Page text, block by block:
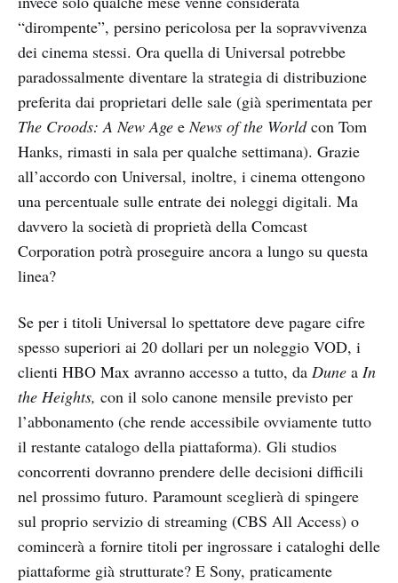
“dirompente”, persino pericolosa per la sopravvivenza
dei cinema stessi. Ora quella di Universal potrebbe
paradossalmente diventare la strategia di distribuzione
preferita dai proprietari delle sale (già sperimentata per
The Croods: A New Age eNews of the Worldcon Tom
Hanks, rimasti in sala per qualche settimana). Grazie
all’accordo con Universal, inoltre, i cinema ottengono
una percentuale sulle entrate dei noleggi digitali. Ma
davvero la società di proprietà della Comcast
Corporation potrà proseguire ancora a lungo su questa
linea?
Se per i titoli Universal lo spettatore deve pagare cifre
spesso superiori ai 20 dollari per un noleggio VOD, i
clienti HBO Max avranno accesso a tutto, da Dune a In
the Heights, con il solo canone mensile previsto per
l’abbonamento (che rende accessibile ovviamente tutto
il restante catalogo della piattaforma). Gli studios
concorrenti dovranno prendere delle decisioni difficili
nel prossimo futuro. Paramount sceglierà di spingere
sul proprio servizio di streaming (CBS All Access) o
comincerà a fornire titoli per ingrossare i cataloghi delle
piattaforme già strutturate? E Sony, praticamente